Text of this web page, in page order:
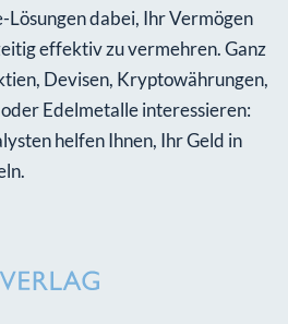
dabei, Ihr Vermögen
effektiv zu vermehren. Ganz
Devisen, Kryptowährungen,
Edelmetalle interessieren:
helfen Ihnen, Ihr Geld in